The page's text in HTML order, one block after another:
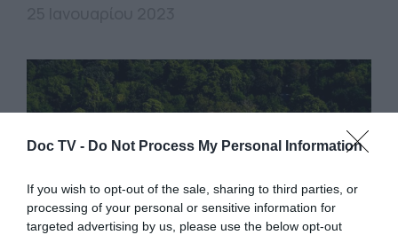
Doc TV - Do Not Process My Personal Information
If you wish to opt-out of the sale, sharing to third parties, or
processing of your personal or sensitive information for
targeted advertising by us, please use the below opt-out